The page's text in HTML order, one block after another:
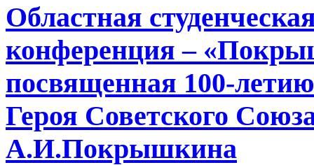
Областная
конференция –
посвященная 100-
Героя Советского
А.И.Покрышкина